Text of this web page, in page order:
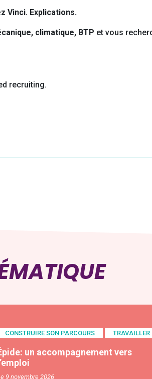
Vinci. Explications.
climatique, BTP et vous
recruiting.
CONSTRUIRE SON PARCOURS TRAVAILLER
un accompagnement vers
9 novembre 2026